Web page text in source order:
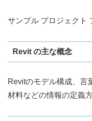
サンプル プロジェクト
Revit の主な概念
Revitのモデル構成、言
材料などの情報の定義